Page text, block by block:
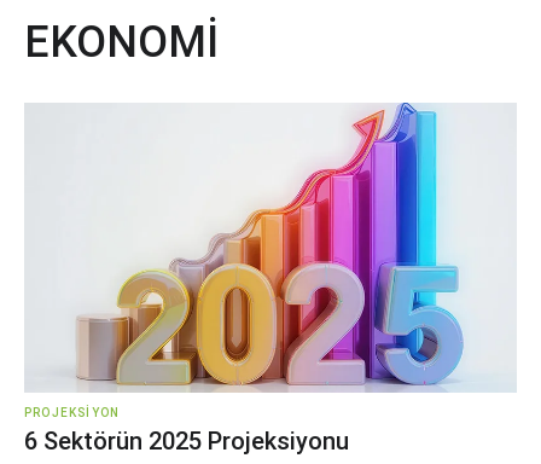
EKONOMİ
PROJEKSIYON
6 Sektörün 2025 Projeksiyonu